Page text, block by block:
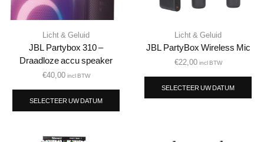
Licht & Geluid
JBL Partybox 310 –
Draadloze accu speaker
€40,00 incl BTW
SELECTEER UW DATUM
Licht & Geluid
JBL PartyBox Wireless Mic
€22,00 incl BTW
SELECTEER UW DATUM